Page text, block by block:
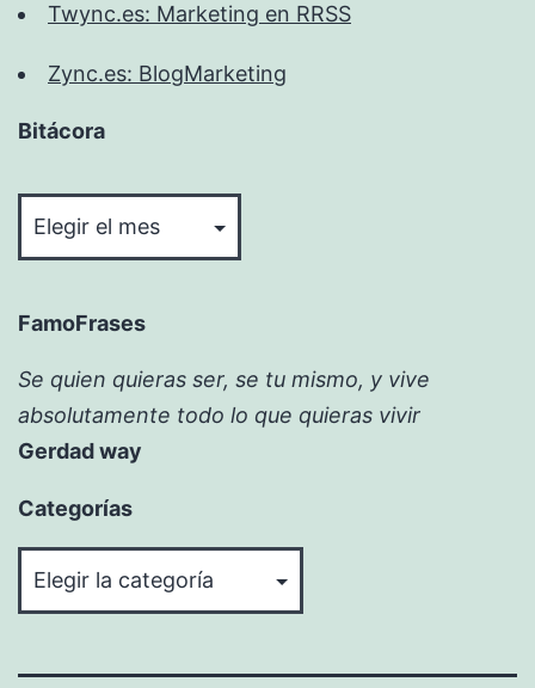
Twync.es: Marketing en RRSS
Zync.es: BlogMarketing
Bitácora
FamoFrases
Se quien quieras ser, se tu mismo, y vive
absolutamente todo lo que quieras vivir
Gerdad way
Categorías